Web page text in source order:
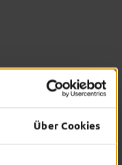
Über Cookies